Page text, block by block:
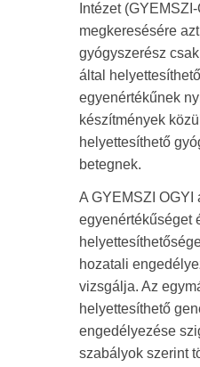
Intézet
megkeresésére
gyógyszerész
által
egyenértékűnek
készítmények
helyettesíthető
betegnek.
A GYEMSZI OGYI
egyenértékűséget
hozatali
vizsgálja. Az
helyettesíthető
engedélyezése
szabályok szerint